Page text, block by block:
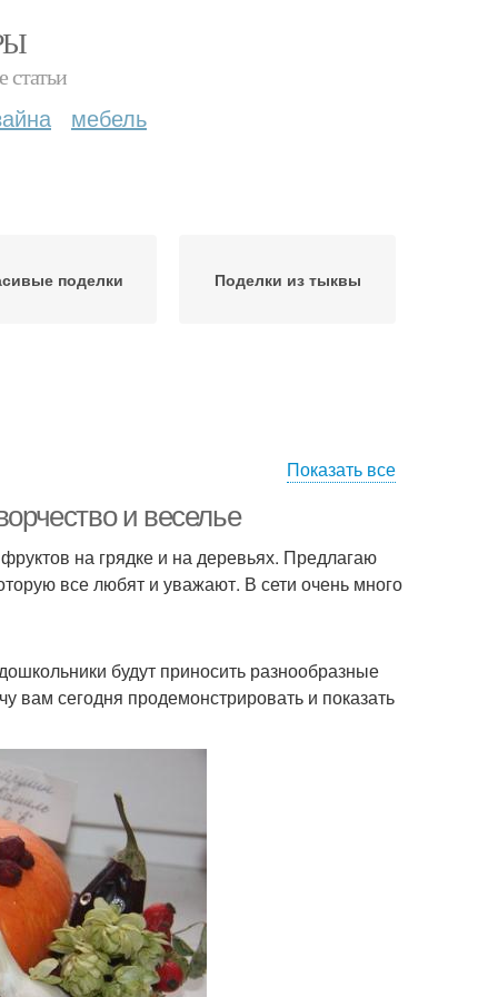
статьи
мебель
поделки Поделки из тыквы
Показать все
и веселье
на грядке и на деревьях. Предлагаю
все любят и уважают. В сети очень много
будут приносить разнообразные
вам сегодня продемонстрировать и показать